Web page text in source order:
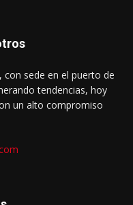
sede en el puerto de
tendencias, hoy
un alto compromiso